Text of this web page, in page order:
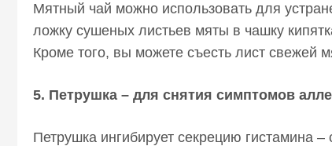
Мятный чай можно использовать для
ложку сушеных листьев мяты в чашку
Кроме того, вы можете съесть лист свежей
5. Петрушка – для снятия симптомов
Петрушка ингибирует секрецию гистамина